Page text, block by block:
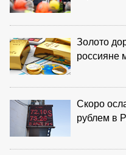
Золото
россияне
Скоро
рублем в